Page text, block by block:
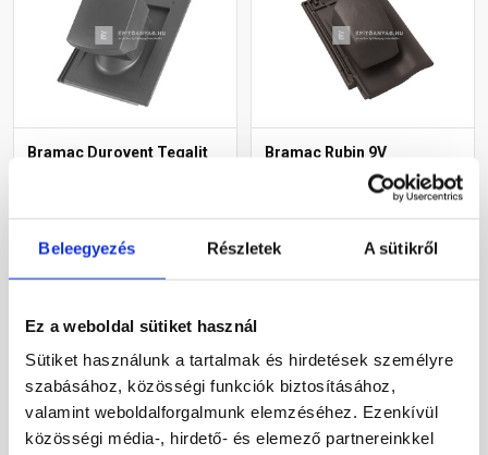
Beleegyezés Részletek A sütikről
Ez a weboldal sütiket használ
Sütiket használunk a tartalmak és hirdetések személyre
szabásához, közösségi funkciók biztosításához,
valamint weboldalforgalmunk elemzéséhez. Ezenkívül
közösségi média-, hirdető- és elemező partnereinkkel
Bramac Durovent Tegalit
Rendelésre
Megnézem
Bramac Rubin 9V
helyiségkiszellőztető
cserép antracit
Megnézem